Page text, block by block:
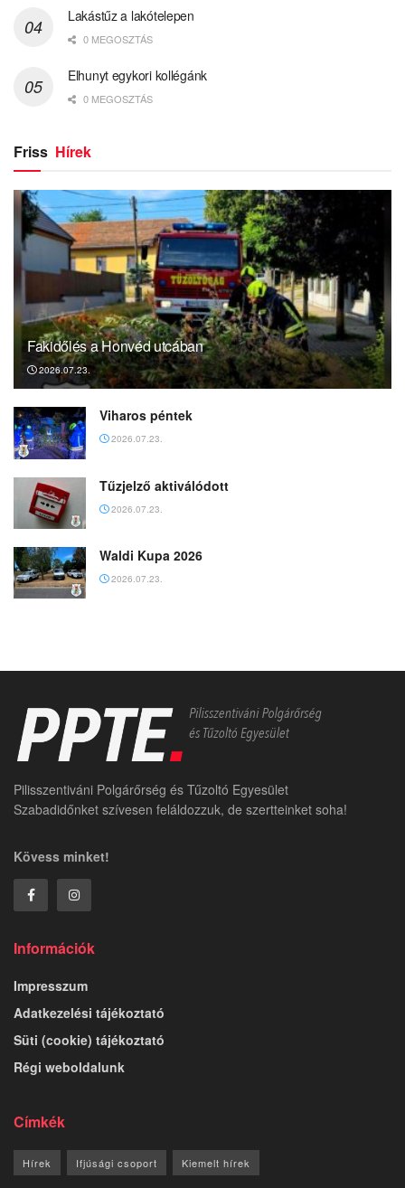
Lakástűz a lakótelepen
0 MEGOSZTÁS
Elhunyt egykori kollégánk
0 MEGOSZTÁS
Friss Hírek
Fakidőlés a Honvéd utcában
2026.07.23.
Viharos péntek
2026.07.23.
Tűzjelző aktiválódott
2026.07.23.
Waldi Kupa 2026
2026.07.23.
Pilisszentiváni Polgárőrség és Tűzoltó Egyesület
Szabadidőnket szívesen feláldozzuk, de szertteinket soha!
Kövess minket!
Információk
Impresszum
Adatkezelési tájékoztató
Süti (cookie) tájékoztató
Régi weboldalunk
Címkék
Hírek Ifjúsági csoport Kiemelt hírek